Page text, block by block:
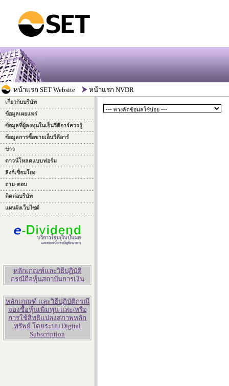
เกี่ยวกับบริษัท
ข้อมูลเผยแพร่
ข้อมูลที่ผู้ลงทุนในเอ็นวีดีอาร์ควรรู้
ข้อมูลการซื้อขายเอ็นวีดีอาร์
ข่าว
ดาวน์โหลดแบบฟอร์ม
ลิงก์เชื่อมโยง
ถาม-ตอบ
ติดต่อบริษัท
แผนผังเว็บไซต์
หลักเกณฑ์และวิธีปฏิบัติ
กรณีถือหุ้นสถาบันการเงิน
หลักเกณฑ์ และวิธีปฏิบัติกรณี
จองซื้อหุ้นเพิ่มทุน และ/หรือ
การใช้สิทธิแปลงสภาพหลัก
ทรัพย์ โดยระบบ Digital
Subscription